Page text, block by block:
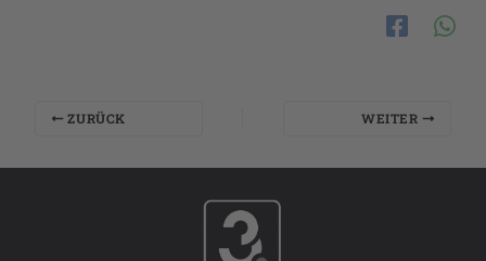
ZURÜCK WEITER